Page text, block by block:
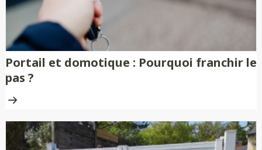
Portail et domotique : Pourquoi franchir le
pas ?